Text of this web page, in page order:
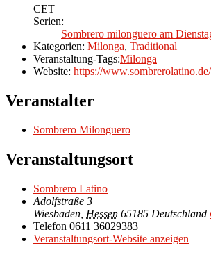
CET
Serien:
Sombrero milonguero am
Kategorien: Milonga, Traditional
Veranstaltung-Tags:Milonga
Website: https://www.sombrerolatino.de/
Veranstalter
Sombrero Milonguero
Veranstaltungsort
Sombrero Latino
Adolfstraße 3
Wiesbaden Hessen 65185 Deutschland
Telefon 0611 36029383
Veranstaltungsort-Website anzeigen